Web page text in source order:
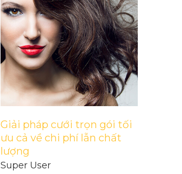
Giải pháp cưới trọn gói tối
ưu cả về chi phí lẫn chất
lượng
Super User